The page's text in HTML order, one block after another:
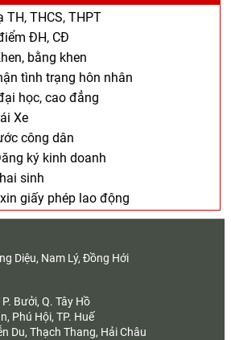
TH, THCS, THPT
ĐH, CĐ
bằng khen
tình trạng hôn nhân
học, cao đẳng
Xe
công dân
ký kinh doanh
sinh
giấy phép lao động
Diệu, Nam Lý, Đồng Hới
Bưởi, Q. Tây Hồ
Phú Hội, TP. Huế
Du, Thạch Thang, Hải Châu